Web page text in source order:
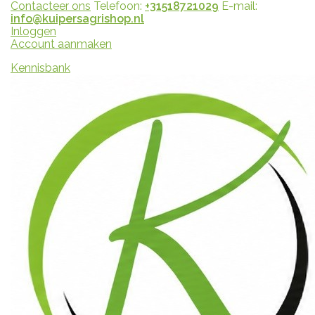
Contacteer ons Telefoon: +31518721029 E-mail:
info@kuipersagrishop.nl
Inloggen
Account aanmaken
Kennisbank